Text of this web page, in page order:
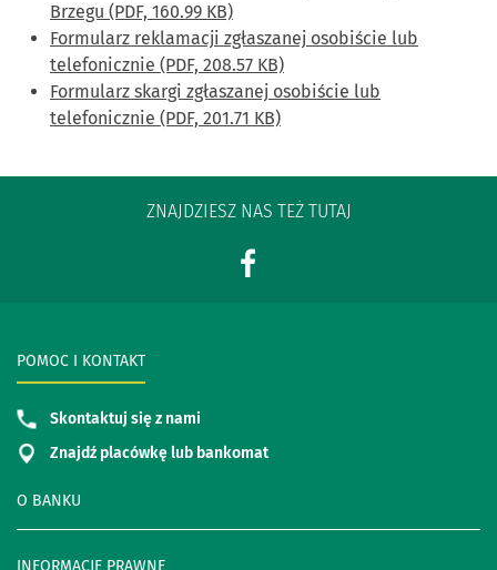
Brzegu (PDF, 160.99 KB)
Formularz reklamacji zgłaszanej osobiście lub
telefonicznie (PDF, 208.57 KB)
Formularz skargi zgłaszanej osobiście lub
telefonicznie (PDF, 201.71 KB)
ZNAJDZIESZ NAS TEŻ TUTAJ
O BANKU
POMOC I KONTAKT
Skontaktuj się z nami
Znajdź placówkę lub bankomat